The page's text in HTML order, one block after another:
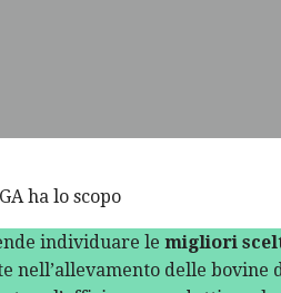
ha lo scopo
individuare le migliori
nell’allevamento delle